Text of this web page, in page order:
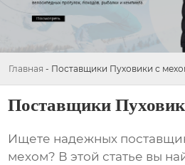
Главная - Поставщики Пуховики с
Поставщики
Ищете надежных
мехом? В этой статье вы